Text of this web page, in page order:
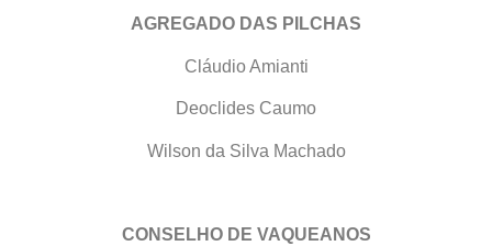
AGREGADO DAS PILCHAS
Cláudio Amianti
Deoclides Caumo
Wilson da Silva Machado
CONSELHO DE VAQUEANOS